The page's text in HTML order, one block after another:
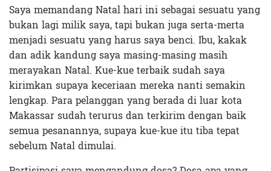
Saya memandang Natal hari ini sebagai sesuatu yang
bukan lagi milik saya, tapi bukan juga serta-merta
menjadi sesuatu yang harus saya benci. Ibu, kakak
dan adik kandung saya masing-masing masih
merayakan Natal. Kue-kue terbaik sudah saya
kirimkan supaya keceriaan mereka nanti semakin
lengkap. Para pelanggan yang berada di luar kota
Makassar sudah terurus dan terkirim dengan baik
semua pesanannya, supaya kue-kue itu tiba tepat
sebelum Natal dimulai.